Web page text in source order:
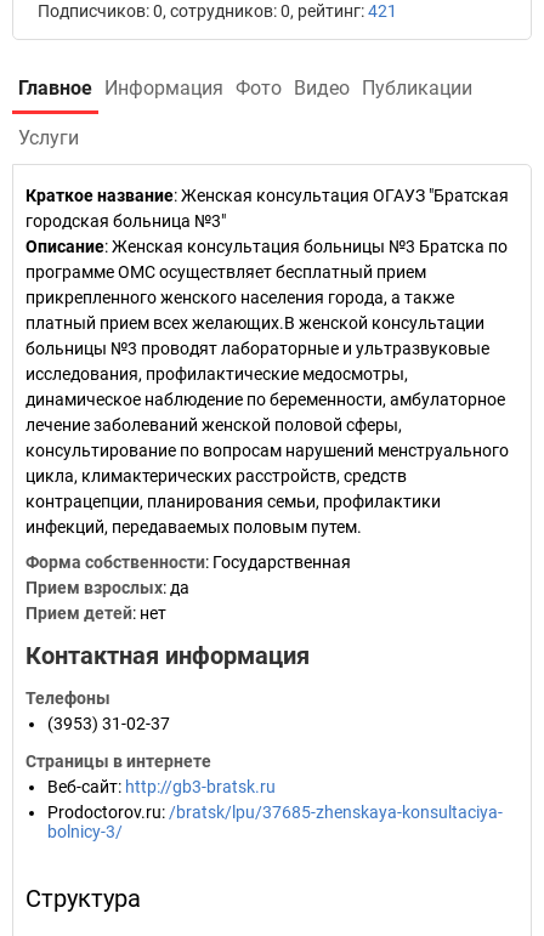
Подписчиков: 0, сотрудников: 0, рейтинг:421
Главное Информация Фото Видео Публикации
Услуги
Краткое название:Женская консультация ОГАУЗ "Братская
городская больница №3"
Описание: Женская консультация больницы №3 Братска по
программе ОМС осуществляет бесплатный прием
прикрепленного женского населения города, а также
платный прием всех желающих.В женской консультации
больницы №3 проводят лабораторные и ультразвуковые
исследования, профилактические медосмотры,
динамическое наблюдение по беременности, амбулаторное
лечение заболеваний женской половой сферы,
консультирование по вопросам нарушений менструального
цикла, климактерических расстройств, средств
контрацепции, планирования семьи, профилактики
инфекций, передаваемых половым путем.
Форма собственности: Государственная
Прием взрослых: да
Прием детей: нет
Контактная информация
Телефоны
(3953) 31-02-37
Страницы в интернете
Веб-сайт: http://gb3-bratsk.ru
Prodoctorov.ru: /bratsk/lpu/37685-zhenskaya-konsultaciya-
bolnicy-3/
Структура